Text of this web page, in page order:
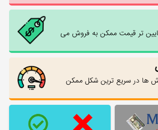
پایین تر قیمت ممکن به فروش می
ها در سریع ترین شکل ممکن